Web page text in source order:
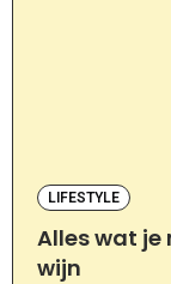
LIFESTYLE
Alles wat
wijn